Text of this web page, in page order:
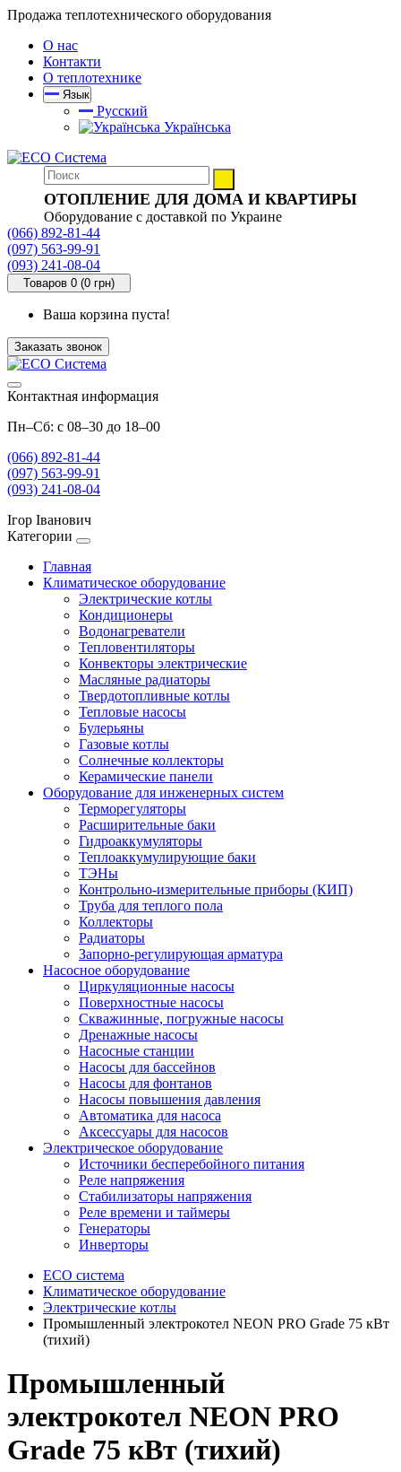
Продажа теплотехнического оборудования
О нас
Контакти
О теплотехнике
Язык
Русский
Українська
ОТОПЛЕНИЕ ДЛЯ ДОМА И КВАРТИРЫ
Оборудование с доставкой по Украине
(066) 892-81-44
(097) 563-99-91
(093) 241-08-04
Товаров 0 (0 грн)
Ваша корзина пуста!
Заказать звонок
Контактная информация
Пн–Сб: с 08–30 до 18–00
(066) 892-81-44
(097) 563-99-91
(093) 241-08-04
Ігор Іванович
Категории
Главная
Климатическое оборудование
Электрические котлы
Кондиционеры
Водонагреватели
Тепловентиляторы
Конвекторы электрические
Масляные радиаторы
Твердотопливные котлы
Тепловые насосы
Булерьяны
Газовые котлы
Солнечные коллекторы
Керамические панели
Оборудование для инженерных систем
Терморегуляторы
Расширительные баки
Гидроаккумуляторы
Теплоаккумулирующие баки
ТЭНы
Контрольно-измерительные приборы (КИП)
Труба для теплого пола
Коллекторы
Радиаторы
Запорно-регулирующая арматура
Насосное оборудование
Циркуляционные насосы
Поверхностные насосы
Скважинные, погружные насосы
Дренажные насосы
Насосные станции
Насосы для бассейнов
Насосы для фонтанов
Насосы повышения давления
Автоматика для насоса
Аксессуары для насосов
Электрическое оборудование
Источники бесперебойного питания
Реле напряжения
Стабилизаторы напряжения
Реле времени и таймеры
Генераторы
Инверторы
ECO система
Климатическое оборудование
Электрические котлы
Промышленный электрокотел NEON PRO Grade 75 кВт
(тихий)
Промышленный
электрокотел NEON PRO
Grade 75 кВт (тихий)